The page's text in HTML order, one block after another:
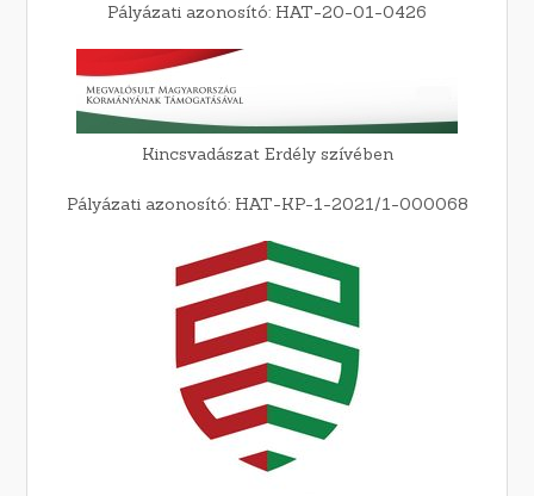
Pályázati azonosító: HAT-20-01-0426
Kincsvadászat Erdély szívében
Pályázati azonosító: HAT-KP-1-2021/1-000068